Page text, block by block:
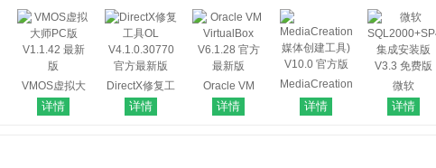
系统配置与优
化工具)
V2026.05.11011
官方中文版
官方最新版
中文免费版
V42.3.1 吾爱
破解版
V20.02 官方版
VMOS虚拟大
师PC版
V1.1.42 最新
详情
DirectX修复工
具OL
V4.1.0.30770
详情
Oracle VM
VirtualBox
V6.1.28 官方
详情
MediaCreationToolW11(Win11
媒体创建工具)
V10.0 官方版
详情
微软
SQL2000+SP4
集成安装版
详情